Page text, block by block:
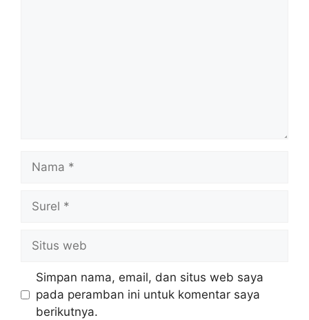
web
Simpan nama, email, dan situs web saya
pada peramban ini untuk komentar saya
berikutnya.